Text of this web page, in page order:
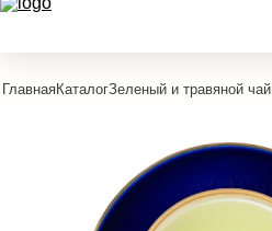
ГлавнаяКаталогЗеленый и травяной чай